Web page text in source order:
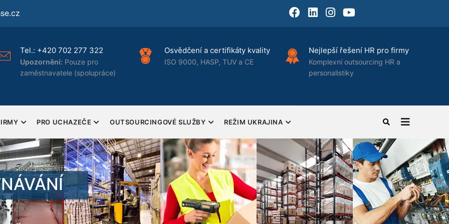
FacebookLinkedInInstagram
Tel.: +420 702 277 322
Upozornění: Pouze pro
zaměstnavatele (spolupráce)
Osvědčení a certifikáty kvality
ISO 9000, HASP, TUV a CE
Nejlepší řešení HR pro firmy
Komplexní outsourcing HR a
personalistiky
PRO UCHAZEČE OUTSOURCINGOVÉ SLUŽBY REŽIM UKRAJINA